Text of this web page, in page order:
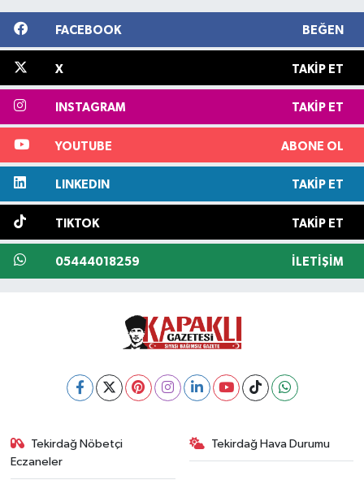
FACEBOOK BEĞEN
X TAKIP ET
INSTAGRAM TAKIP ET
YOUTUBE ABONE OL
LINKEDIN TAKIP ET
TIKTOK TAKIP ET
05444018259 İLETIŞIM
Tekirdağ Nöbetçi
Eczaneler
Tekirdağ Hava Durumu